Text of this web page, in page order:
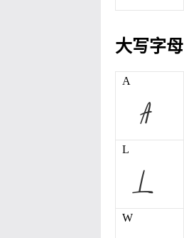
大写字母
A
L
W